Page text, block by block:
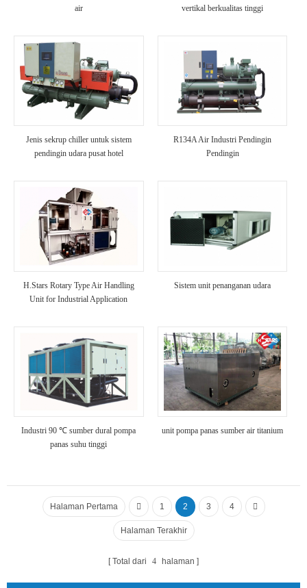
air
vertikal berkualitas tinggi
Jenis sekrup chiller untuk sistem
pendingin udara pusat hotel
R134A Air Industri Pendingin
Pendingin
H.Stars Rotary Type Air Handling
Unit for Industrial Application
Sistem unit penanganan udara
Industri 90 ℃ sumber dural pompa
panas suhu tinggi
unit pompa panas sumber air titanium
Halaman Pertama 1 2 3 4
Halaman Terakhir
Total dari 4 halaman